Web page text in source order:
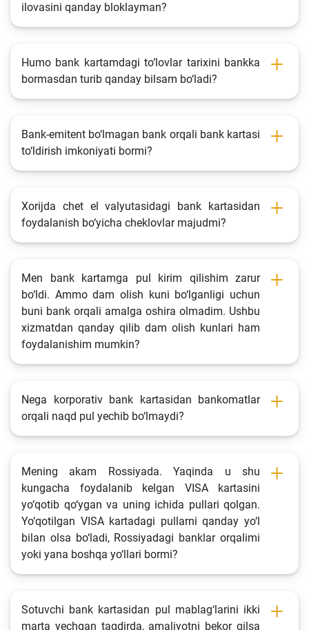
ilovasini qanday bloklayman?
Humo bank kartamdagi to‘lovlar tarixini bankka
bormasdan turib qanday bilsam bo‘ladi?
Bank-emitent bo‘lmagan bank orqali bank kartasi
to‘ldirish imkoniyati bormi?
Xorijda chet el valyutasidagi bank kartasidan
foydalanish bo‘yicha cheklovlar majudmi?
Men bank kartamga pul kirim qilishim zarur
bo‘ldi. Ammo dam olish kuni bo‘lganligi uchun
buni bank orqali amalga oshira olmadim. Ushbu
xizmatdan qanday qilib dam olish kunlari ham
foydalanishim mumkin?
Nega korporativ bank kartasidan bankomatlar
orqali naqd pul yechib bo‘lmaydi?
Mening akam Rossiyada. Yaqinda u shu
kungacha foydalanib kelgan VISA kartasini
yo‘qotib qo‘ygan va uning ichida pullari qolgan.
Yo‘qotilgan VISA kartadagi pullarni qanday yo‘l
bilan olsa bo‘ladi, Rossiyadagi banklar orqalimi
yoki yana boshqa yo‘llari bormi?
Sotuvchi bank kartasidan pul mablag‘larini ikki
marta yechgan taqdirda, amaliyotni bekor qilsa